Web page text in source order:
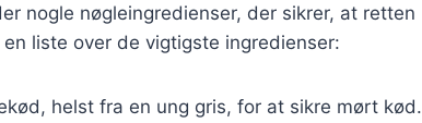
nogle nøgleingredienser, der sikrer, at retten
liste over de vigtigste ingredienser:
helst fra en ung gris, for at sikre mørt kød.